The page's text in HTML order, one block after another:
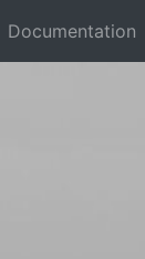
Documentation